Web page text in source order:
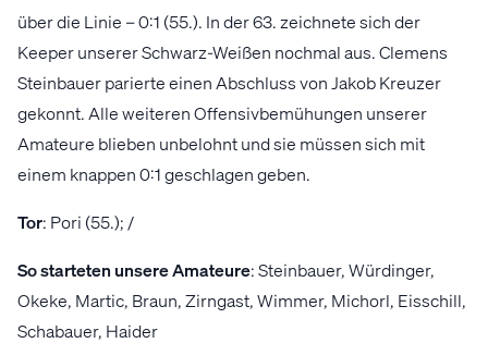
über die Linie – 0:1 (55.). In der 63. zeichnete sich der
Keeper unserer Schwarz-Weißen nochmal aus. Clemens
Steinbauer parierte einen Abschluss von Jakob Kreuzer
gekonnt. Alle weiteren Offensivbemühungen unserer
Amateure blieben unbelohnt und sie müssen sich mit
einem knappen 0:1 geschlagen geben.
Tor: Pori (55.); /
Sostarteten unsereAmateure: Steinbauer, Würdinger,
Okeke, Martic, Braun, Zirngast, Wimmer, Michorl, Eisschill,
Schabauer, Haider